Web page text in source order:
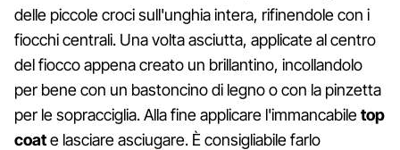
delle piccole croci sull'unghia intera, rifinendole con i
fiocchi centrali. Una volta asciutta, applicate al centro
del fiocco appena creato un brillantino, incollandolo
per bene con un bastoncino di legno o con la pinzetta
per le sopracciglia. Alla fine applicare l'immancabiletop
coate lasciare asciugare. È consigliabile farlo